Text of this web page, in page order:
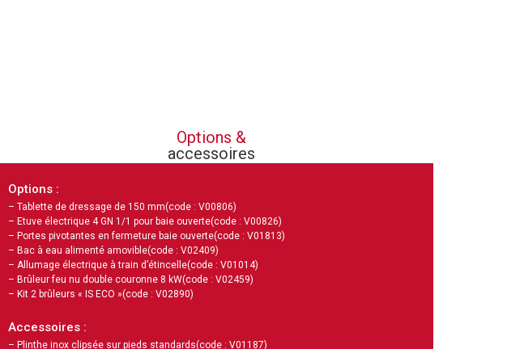
Options &
accessoires
Options :
– Tablette de dressage de 150 mm(code : V00806)
– Etuve électrique 4 GN 1/1 pour baie ouverte(code : V00826)
– Portes pivotantes en fermeture baie ouverte(code : V01813)
– Bac à eau alimenté amovible(code : V02409)
– Allumage électrique à train d’étincelle(code : V01014)
– Brûleur feu nu double couronne 8 kW(code : V02459)
– Kit 2 brûleurs « IS ECO »(code : V02890)
Accessoires :
– Plinthe inox clipsée sur pieds standards(code : V01187)